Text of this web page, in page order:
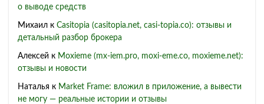
о выводе средств
Михаил к Casitopia (casitopia.net, casi-topia.co): отзывы и
детальный разбор брокера
Алексей к Moxieme (mx-iem.pro, moxi-eme.co, moxieme.net):
отзывы и новости
Наталья к Market Frame: вложил в приложение, а вывести
не могу — реальные истории и отзывы